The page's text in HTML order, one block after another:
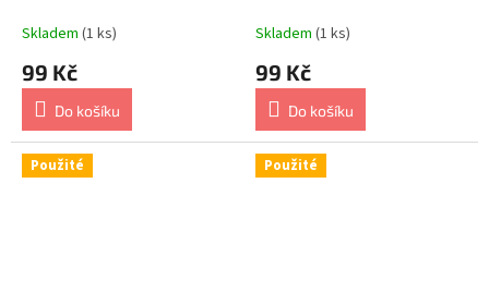
Skladem (1 ks)
99 Kč
Do košíku
Skladem (1 ks)
99 Kč
Do košíku
Použité Použité